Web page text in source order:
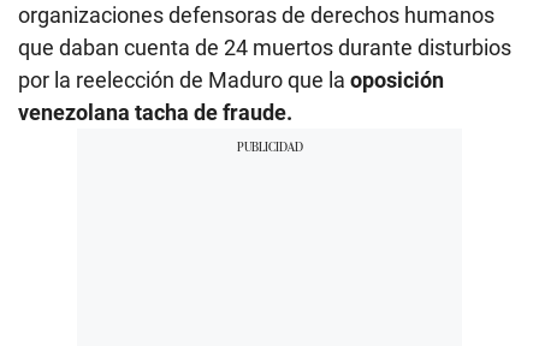
organizaciones defensoras de derechos humanos
que daban cuenta de 24 muertos durante disturbios
por la reelección de Maduro que la oposición
venezolana tacha de fraude.